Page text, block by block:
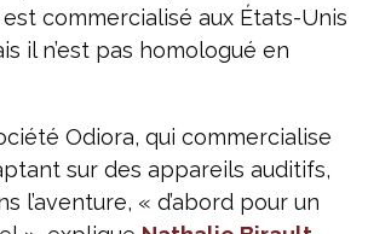
commercialisé aux États-Unis
il n’est pas homologué en
Odiora, qui commercialise
sur des appareils auditifs,
l’aventure, « d’abord pour un